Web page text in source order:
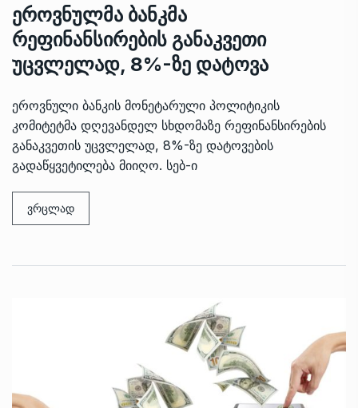
ეროვნულმა ბანკმა
რეფინანსირების განაკვეთი
უცვლელად, 8%-ზე დატოვა
ეროვნული ბანკის მონეტარული პოლიტიკის
კომიტეტმა დღევანდელ სხდომაზე რეფინანსირების
განაკვეთის უცვლელად, 8%-ზე დატოვების
გადაწყვეტილება მიიღო. სებ-ი
ვრცლად